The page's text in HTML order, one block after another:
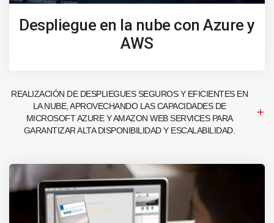
Despliegue en la nube con Azure y
AWS
REALIZACIÓN DE DESPLIEGUES SEGUROS Y EFICIENTES EN
LA NUBE, APROVECHANDO LAS CAPACIDADES DE
MICROSOFT AZURE Y AMAZON WEB SERVICES PARA
GARANTIZAR ALTA DISPONIBILIDAD Y ESCALABILIDAD.